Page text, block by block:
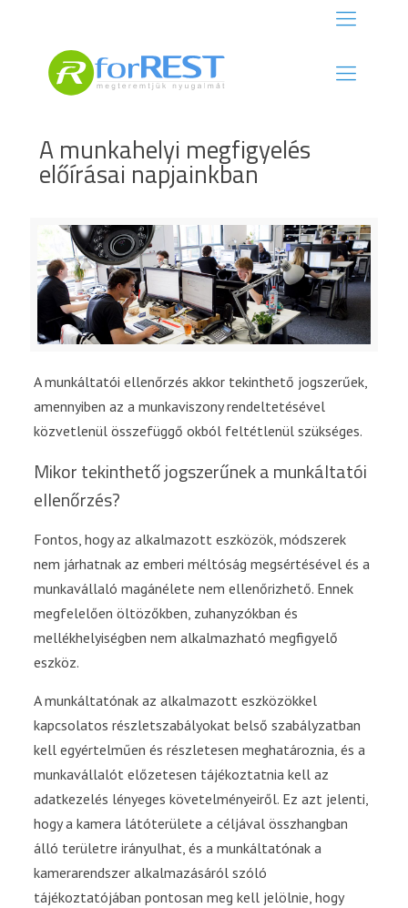
A munkahelyi megfigyelés
előírásai napjainkban
A munkáltatói ellenőrzés akkor tekinthető jogszerűek,
amennyiben az a munkaviszony rendeltetésével
közvetlenül összefüggő okból feltétlenül szükséges.
Mikor tekinthető jogszerűnek a munkáltatói
ellenőrzés?
Fontos, hogy az alkalmazott eszközök, módszerek
nem járhatnak az emberi méltóság megsértésével és a
munkavállaló magánélete nem ellenőrizhető. Ennek
megfelelően öltözőkben, zuhanyzókban és
mellékhelyiségben nem alkalmazható megfigyelő
eszköz.
A munkáltatónak az alkalmazott eszközökkel
kapcsolatos részletszabályokat belső szabályzatban
kell egyértelműen és részletesen meghatároznia, és a
munkavállalót előzetesen tájékoztatnia kell az
adatkezelés lényeges követelményeiről. Ez azt jelenti,
hogy a kamera látóterülete a céljával összhangban
álló területre irányulhat, és a munkáltatónak a
kamerarendszer alkalmazásáról szóló
tájékoztatójában pontosan meg kell jelölnie, hogy